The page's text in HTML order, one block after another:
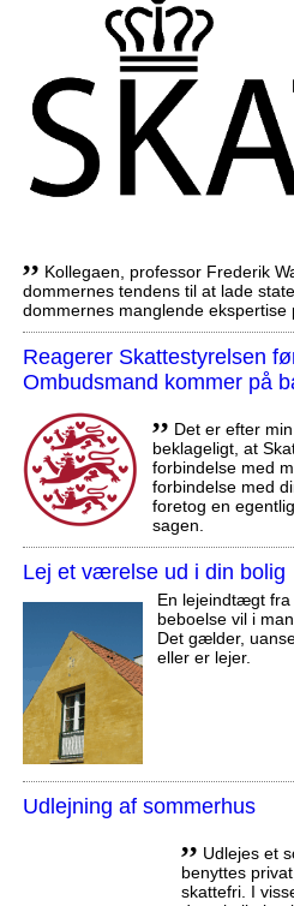
,, Kollegaen, professor Frederik
dommernes tendens til at lade
dommernes manglende ekspertise
Reagerer Skattestyrelsen
Ombudsmand kommer på
,, Det er efter
beklageligt, at
forbindelse med
forbindelse med
foretog en
sagen.
Lej et værelse ud i din bolig
En lejeindtægt fra
beboelse vil i
Det gælder,
eller er lejer.
Udlejning af sommerhus
,, Udlejes et
benyttes
skattefri. I